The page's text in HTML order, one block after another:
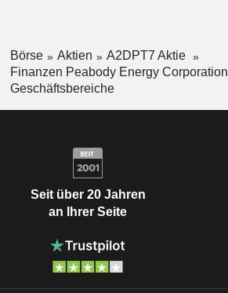
Börse Aktien
A2DPT7 Aktie
Finanzen Peabody Energy Corporation
Geschäftsbereiche
Seit über 20 Jahren
an Ihrer Seite